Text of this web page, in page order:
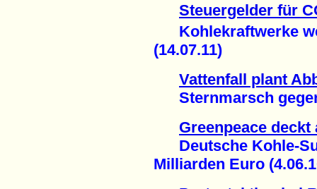
Steuergelder für
Kohlekraftwerke
(14.07.11)
Vattenfall plant
Sternmarsch gegen
Greenpeace deckt
Deutsche Kohle-
Milliarden Euro